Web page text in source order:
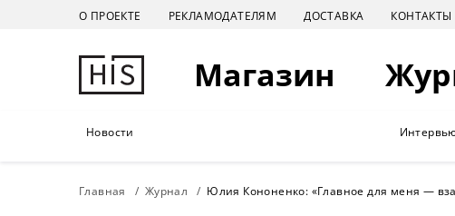
О ПРОЕКТЕ РЕКЛАМОДАТЕЛЯМ ДОСТАВКА КОНТАКТЫ
Магазин
Новости
Главная Журнал Юлия Кононенко: «Главное для меня —